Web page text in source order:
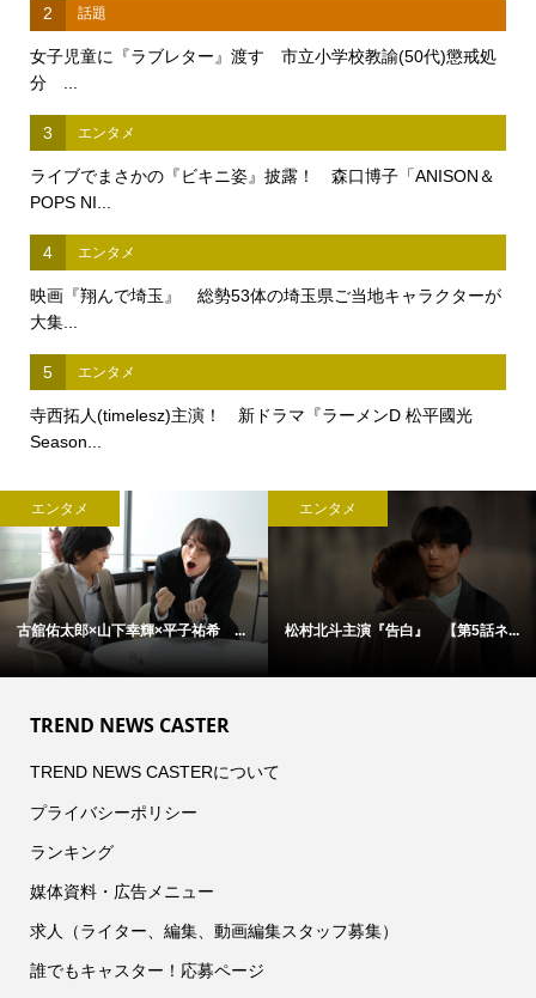
2 話題
女子児童に『ラブレター』渡す 市立小学校教諭(50代)懲戒処
分 ...
3 エンタメ
ライブでまさかの『ビキニ姿』披露！ 森口博子「ANISON＆
POPS NI...
4 エンタメ
映画『翔んで埼玉』 総勢53体の埼玉県ご当地キャラクターが
大集...
5 エンタメ
寺西拓人(timelesz)主演！ 新ドラマ『ラーメンD 松平國光
Season...
エンタメ
古舘佑太郎×山下幸輝×平子祐希 ...
エンタメ
松村北斗主演『告白』 【第5話ネ...
TREND NEWS CASTER
TREND NEWS CASTERについて
プライバシーポリシー
ランキング
媒体資料・広告メニュー
求人（ライター、編集、動画編集スタッフ募集）
誰でもキャスター！応募ページ